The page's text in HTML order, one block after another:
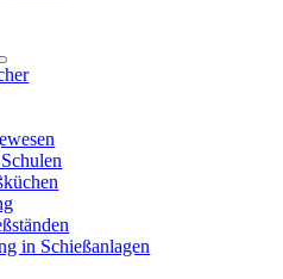
in Schießanlagen